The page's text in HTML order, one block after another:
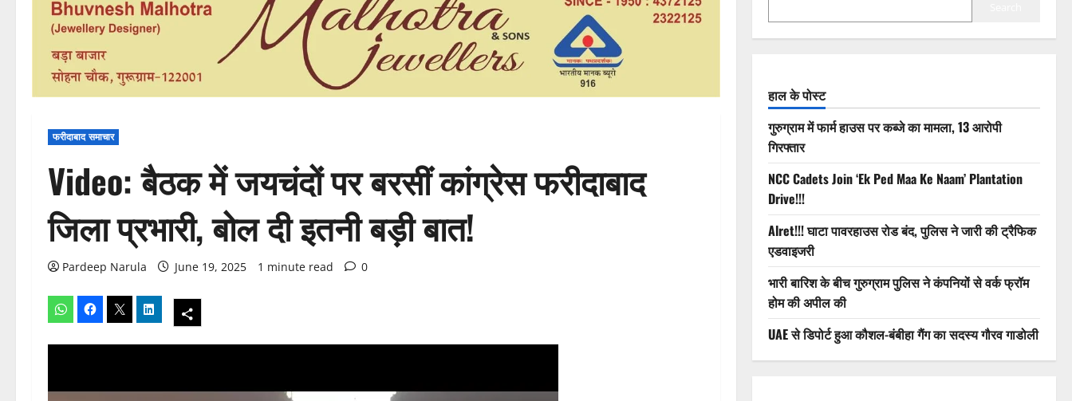
फरीदाबाद समाचार
Video: बैठक में जयचंदों पर बरसीं कांग्रेस फरीदाबाद
जिला प्रभारी, बोल दी इतनी बड़ी बात!
Pardeep Narula June 19, 2025 1 minute read 0
हाल के पोस्ट
गुरुग्राम में फार्म हाउस पर कब्जे का मामला, 13 आरोपी
गिरफ्तार
NCC Cadets Join ‘Ek Ped Maa Ke Naam’ Plantation
Drive!!!
Alret!!! घाटा पावरहाउस रोड बंद, पुलिस ने जारी की ट्रैफिक
एडवाइजरी
भारी बारिश के बीच गुरुग्राम पुलिस ने कंपनियों से वर्क फ्रॉम
होम की अपील की
UAE से डिपोर्ट हुआ कौशल-बंबीहा गैंग का सदस्य गौरव गाडोली